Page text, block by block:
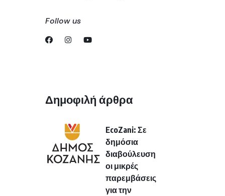
Follow us
Δημοφιλή άρθρα
EcoZani: Σε
δημόσια
διαβούλευση
οι μικρές
παρεμβάσεις
για την